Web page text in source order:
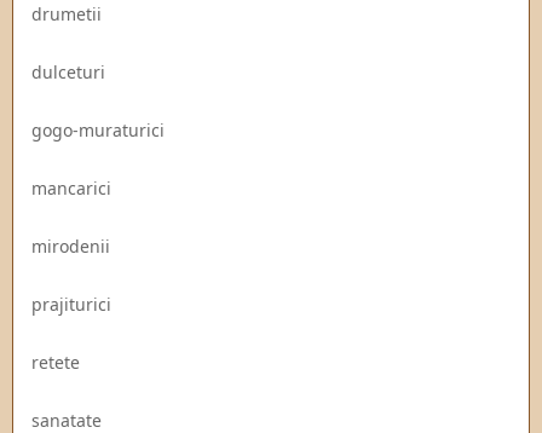
drumetii
dulceturi
gogo-muraturici
mancarici
mirodenii
prajiturici
retete
sanatate